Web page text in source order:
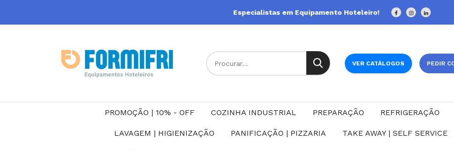
Especialistas em Equipamento Hoteleiro!
VER CATÁLOGOS PEDIR
PROMOÇÃO | 10% - OFF COZINHA INDUSTRIAL PREPARAÇÃO REFRIGERAÇÃO
LAVAGEM | HIGIENIZAÇÃO PANIFICAÇÃO | PIZZARIA TAKE AWAY | SELF SERVICE